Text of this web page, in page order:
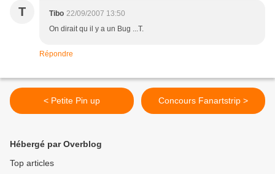
T Tibo 22/09/2007 13:50
On dirait qu il y a un Bug ...T.
Répondre
< Petite Pin up Concours Fanartstrip >
Hébergé par Overblog
Top articles